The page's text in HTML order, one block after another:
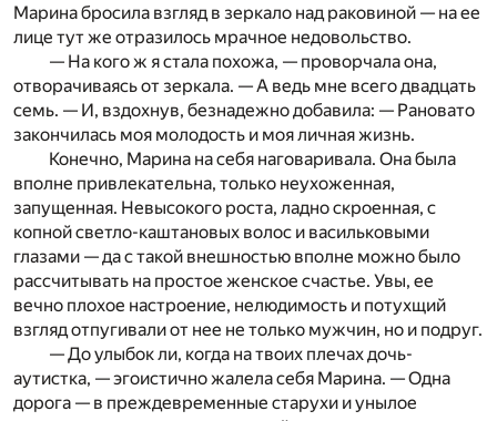
Марина бросила взгляд в зеркало над раковиной — на ее
лице тут же отразилось мрачное недовольство.
— На кого ж я стала похожа, — проворчала она,
отворачиваясь от зеркала. — А ведь мне всего двадцать
семь. — И, вздохнув, безнадежно добавила: — Рановато
закончилась моя молодость и моя личная жизнь.
Конечно, Марина на себя наговаривала. Она была
вполне привлекательна, только неухоженная,
запущенная. Невысокого роста, ладно скроенная, с
копной светло-каштановых волос и васильковыми
глазами — да с такой внешностью вполне можно было
рассчитывать на простое женское счастье. Увы, ее
вечно плохое настроение, нелюдимость и потухщий
взгляд отпугивали от нее не только мужчин, но и подруг.
— До улыбок ли, когда на твоих плечах дочь-
аутистка, — эгоистично жалела себя Марина. — Одна
дорога — в преждевременные старухи и унылое